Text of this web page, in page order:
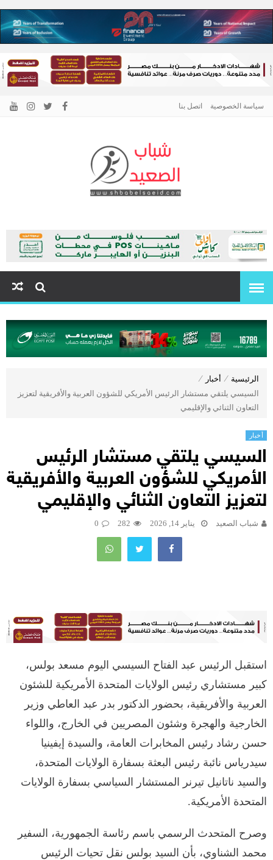
سياسة الخصوصية اتصل بنا
شباب الصعيد
الرئيسية ⁄ أخبار ⁄
السيسي يلتقي مستشار الرئيس الأمريكي للشؤون العربية والأفريقية لتعزيز
التعاون الثنائي والإقليمي
أخبار
السيسي يلتقي مستشار الرئيس
الأمريكي للشؤون العربية والأفريقية
لتعزيز التعاون الثنائي والإقليمي
شباب الصعيد يناير 14, 2026 282
0
استقبل الرئيس عبد الفتاح السيسي اليوم مسعد بولس،
كبير مستشاري رئيس الولايات المتحدة الأمريكية للشئون
العربية والأفريقية، بحضور الدكتور بدر عبد العاطي وزير
الخارجية والهجرة وشئون المصريين في الخارج، واللواء
حسن رشاد رئيس المخابرات العامة، والسيدة إيفينيا
سيدرياس نائبة رئيس البعثة بسفارة الولايات المتحدة،
والسيد ناتانيل تيرنر المستشار السياسي بسفارة الولايات
المتحدة الأمريكية.
وصرح المتحدث الرسمي باسم رئاسة الجمهورية، السفير
محمد الشناوي، بأن السيد بولس نقل تحيات الرئيس